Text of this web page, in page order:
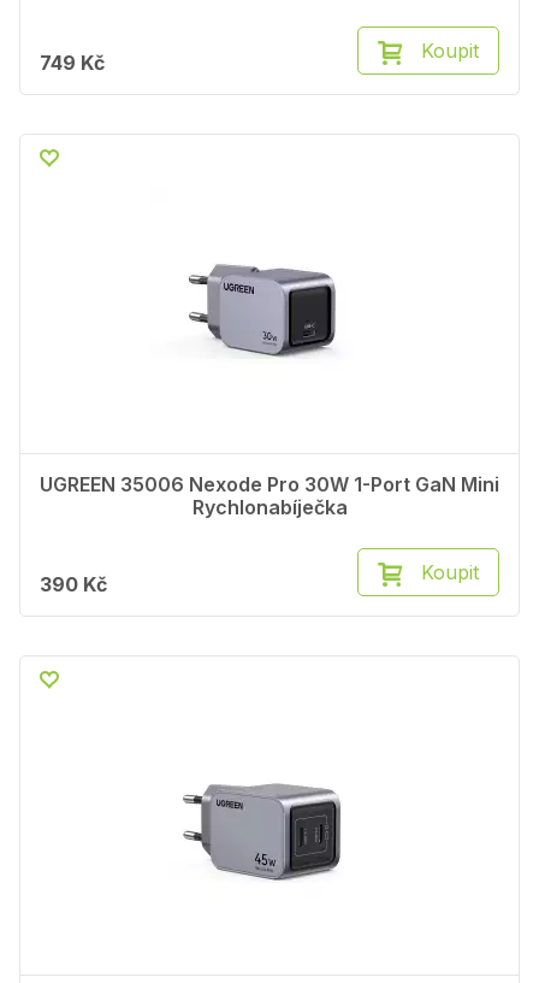
749 Kč Koupit
UGREEN 35006 Nexode Pro 30W 1-Port GaN Mini
Rychlonabíječka
390 Kč Koupit